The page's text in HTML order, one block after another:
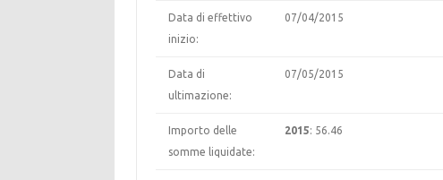
Data di effettivo
inizio:
07/04/2015
Data di
ultimazione:
07/05/2015
Importo delle
somme liquidate:
2015: 56.46